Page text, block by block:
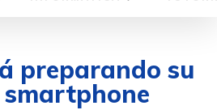
preparando su